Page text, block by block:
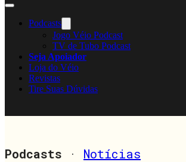
Podcasts
Jogo Véio Podcast
TV de Tubo Podcast
Seja Apoiador
Loja do Véio
Revistas
Tire Suas Dúvidas
Podcasts · Notícias